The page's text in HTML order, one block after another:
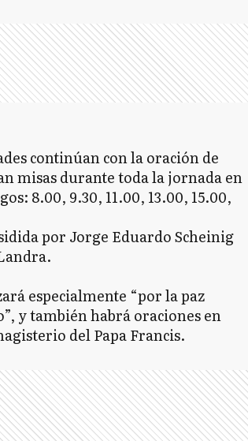
continúan con la oración de
misas durante toda la jornada en
8.00, 9.30, 11.00, 13.00, 15.00,
por Jorge Eduardo Scheinig
especialmente “por la paz
y también habrá oraciones en
del Papa Francis.